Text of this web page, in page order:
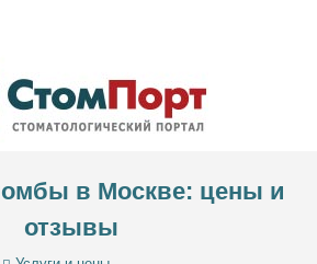
в Москве: цены и
отзывы